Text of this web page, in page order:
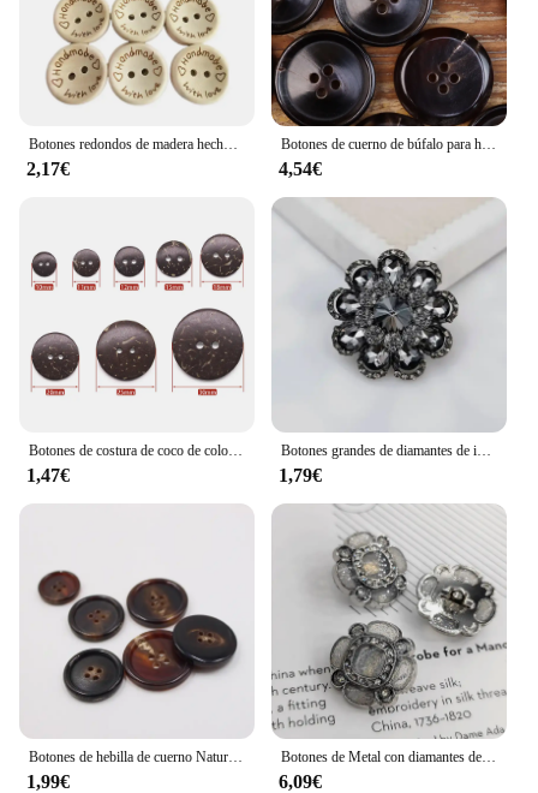
Botones redondos de madera hechos a mano, accesorios para ropa, manualidades DIY, 50/100 piezas, 15/20/25mm
2,17€
Botones de cuerno de búfalo para hombre y mujer, Chaqueta de traje clásica de alta calidad, 6 piezas, color negro, marrón oscuro, necesidades de costura
4,54€
Botones de costura de coco de color Natural respetuoso con el medio ambiente, botón de 2 agujeros, accesorios de costura para álbum de recortes de ropa, bricolaje, 30 unidades por lote, nuevo
1,47€
Botones grandes de diamantes de imitación para abrigo, ropa, traje, costura, accesorios DIY, 1 Uds.
1,79€
1,99€
Botones de Metal con diamantes de imitación de diseño de flores de lujo, 18/20/23MM, decoración de moda de alta calidad, botón de vástago para costura DIY
6,09€